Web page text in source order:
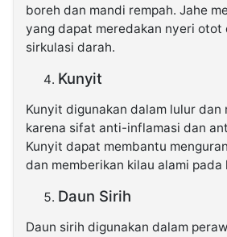
boreh dan mandi rempah. Jahe
yang dapat meredakan nyeri otot
sirkulasi darah.
Kunyit
Kunyit digunakan dalam lulur dan
karena sifat anti-inflamasi dan
Kunyit dapat membantu
dan memberikan kilau alami pada
Daun Sirih
Daun sirih digunakan dalam